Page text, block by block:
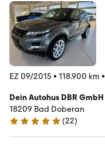
EZ 09/2015 • 118.900 km •
Dein Autohus DBR GmbH
18209 Bad Doberan
5 Sterne
(22)